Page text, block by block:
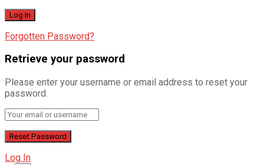
Forgotten Password?
Retrieve your password
Please enter your username or email address to reset your
password.
Log In